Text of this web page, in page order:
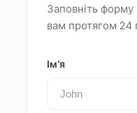
Заповніть форму
вам протягом 24
Ім'я